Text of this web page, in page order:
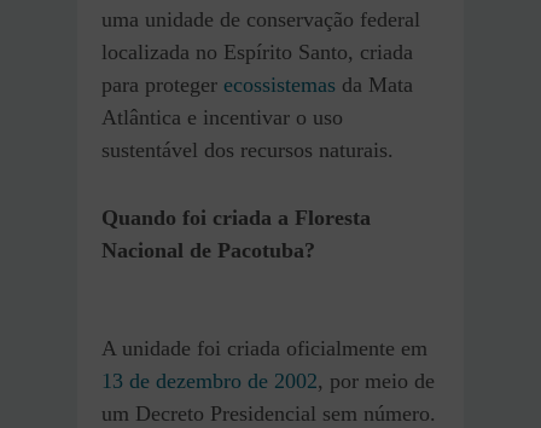
uma unidade de conservação federal
localizada no Espírito Santo, criada
para proteger ecossistemas da Mata
Atlântica e incentivar o uso
sustentável dos recursos naturais.
Quando foi criada a Floresta
Nacional de Pacotuba?
A unidade foi criada oficialmente em
13 de dezembro de 2002, por meio de
um Decreto Presidencial sem número.